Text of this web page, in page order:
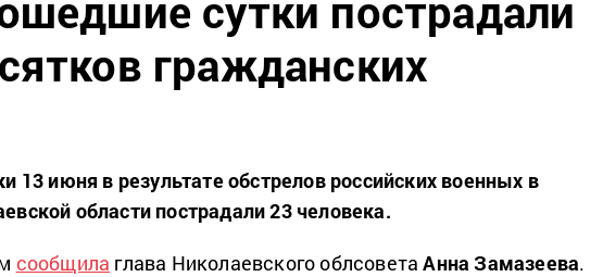
гражданских
13 июня в результате обстрелов российских военных в
области пострадали 23 человека.
сообщила глава Николаевского облсоветаАнна Замазеева.